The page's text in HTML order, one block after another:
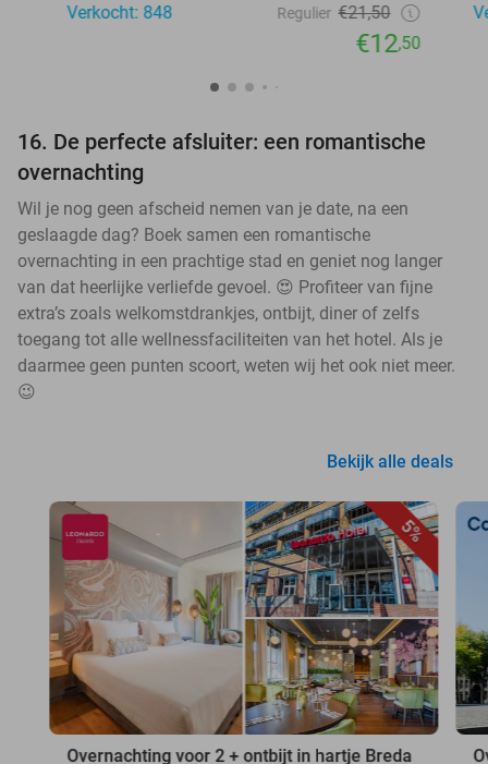
Verkocht: 848
Regulier €21,50
€12,50
16. De perfecte afsluiter: een romantische
overnachting
Wil je nog geen afscheid nemen van je date, na een
geslaagde dag? Boek samen een romantische
overnachting in een prachtige stad en geniet nog langer
van dat heerlijke verliefde gevoel. 😍 Profiteer van fijne
extra’s zoals welkomstdrankjes, ontbijt, diner of zelfs
toegang tot alle wellnessfaciliteiten van het hotel. Als je
daarmee geen punten scoort, weten wij het ook niet meer.
😉
Bekijk alle deals
5%
Overnachting voor 2 + ontbijt in hartje Breda